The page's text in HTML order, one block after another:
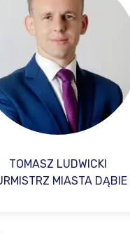
TOMASZ LUDWICKI
MIASTA DĄBIE